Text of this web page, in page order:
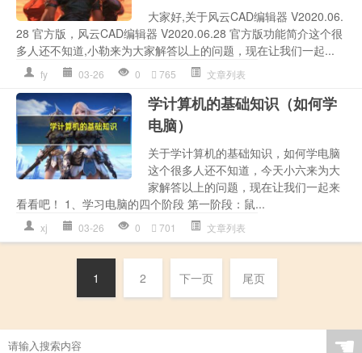
大家好,关于风云CAD编辑器 V2020.06.
28 官方版，风云CAD编辑器 V2020.06.28 官方版功能简介这个很
多人还不知道,小勒来为大家解答以上的问题，现在让我们一起...
fy 03-26 0 765 文章列表
学计算机的基础知识（如何学
电脑）
关于学计算机的基础知识，如何学电脑
这个很多人还不知道，今天小六来为大
家解答以上的问题，现在让我们一起来
看看吧！ 1、学习电脑的四个阶段 第一阶段：鼠...
xj 03-26 0 701 文章列表
1 2 下一页 尾页
☚